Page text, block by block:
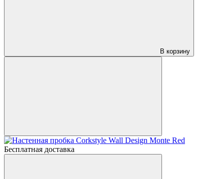
В корзину
Бесплатная доставка